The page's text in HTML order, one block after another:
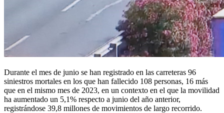
Durante el mes de junio se han registrado en las carreteras 96
siniestros mortales en los que han fallecido 108 personas, 16 más
que en el mismo mes de 2023, en un contexto en el que la movilidad
ha aumentado un 5,1% respecto a junio del año anterior,
registrándose 39,8 millones de movimientos de largo recorrido.